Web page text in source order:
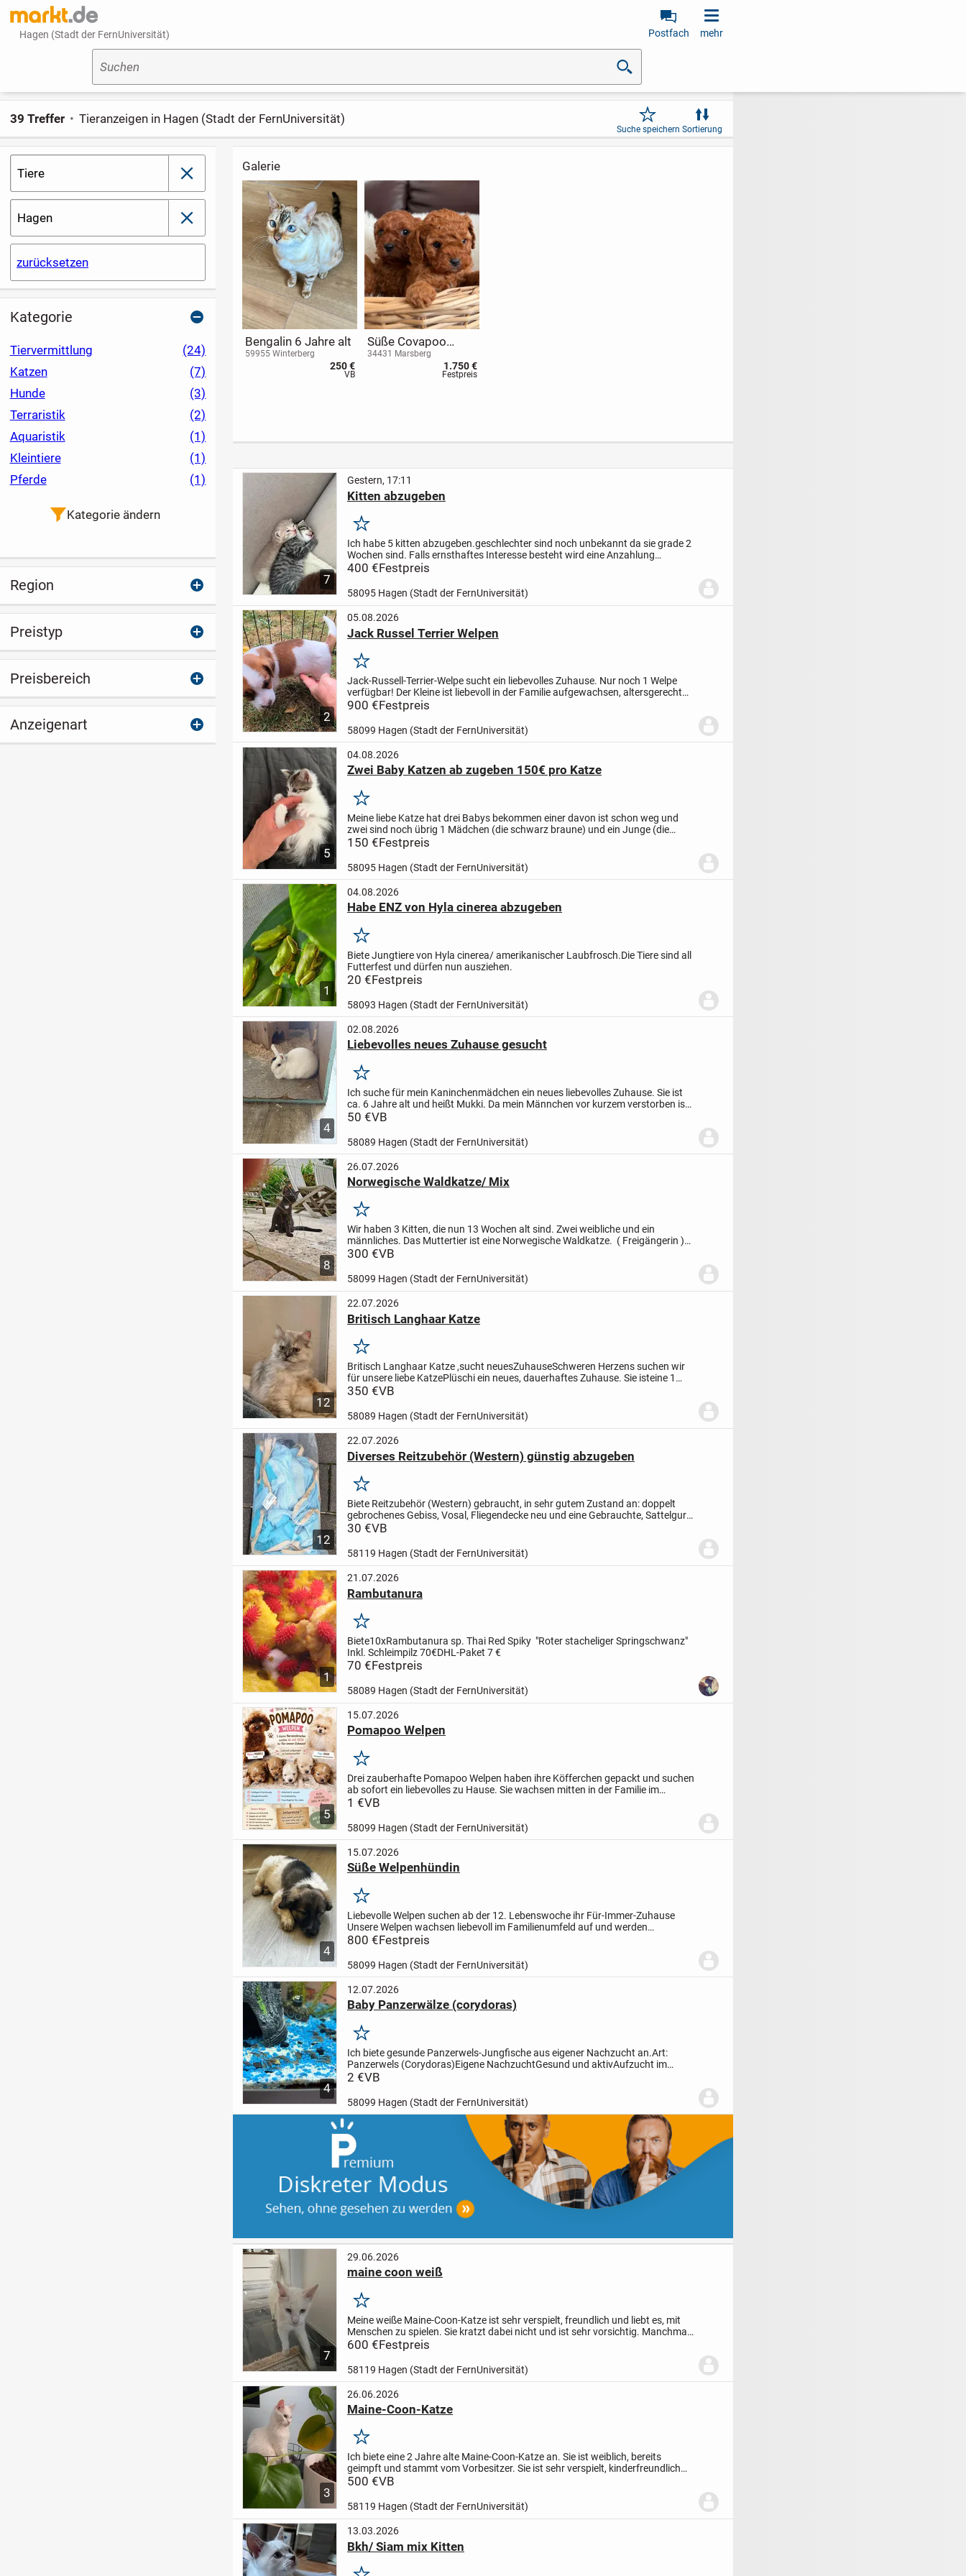
Hagen (Stadt der FernUniversität) Postfach mehr
Suchen
Tiere schließen
Hagen schließen
zurücksetzen
39 Treffer Tieranzeigen in Hagen (Stadt der FernUniversität)
Suche speichern Sortierung
Galerie
Bengalin 6 Jahre alt
59955 Winterberg
250 €
VB
Süße Covapoo
Welpen
34431 Marsberg
1.750 €
Festpreis
7
Gestern, 17:11
Kitten abzugeben
Merken
Ich habe 5 kitten abzugeben.geschlechter sind noch unbekannt da sie grade 2
Wochen sind. Falls ernsthaftes Interesse besteht wird eine Anzahlung
entgegen genommen zum reservieren. Vorher können die...
400 €Festpreis
58095 Hagen (Stadt der FernUniversität)
2
05.08.2026
Jack Russel Terrier Welpen
Merken
Jack-Russell-Terrier-Welpe sucht ein liebevolles Zuhause. Nur noch 1 Welpe
verfügbar! Der Kleine ist liebevoll in der Familie aufgewachsen, altersgerecht
geimpft, mehrfach entwurmt und tierärztlich...
900 €Festpreis
58099 Hagen (Stadt der FernUniversität)
5
04.08.2026
Zwei Baby Katzen ab zugeben 150€ pro Katze
Merken
Meine liebe Katze hat drei Babys bekommen einer davon ist schon weg und
zwei sind noch übrig 1 Mädchen (die schwarz braune) und ein Junge (die
graue ) die sind beide sehr Liebe voll kuscheln gerne und...
150 €Festpreis
58095 Hagen (Stadt der FernUniversität)
1
04.08.2026
Habe ENZ von Hyla cinerea abzugeben
Merken
Biete Jungtiere von Hyla cinerea/ amerikanischer Laubfrosch.Die Tiere sind all
Futterfest und dürfen nun ausziehen.
20 €Festpreis
58093 Hagen (Stadt der FernUniversität)
4
02.08.2026
Liebevolles neues Zuhause gesucht
Merken
Ich suche für mein Kaninchenmädchen ein neues liebevolles Zuhause. Sie ist
ca. 6 Jahre alt und heißt Mukki. Da mein Männchen vor kurzem verstorben ist,
suche ich für sie nun ein neues Zuhause in dem...
50 €VB
58089 Hagen (Stadt der FernUniversität)
8
26.07.2026
Norwegische Waldkatze/ Mix
Merken
Wir haben 3 Kitten, die nun 13 Wochen alt sind. Zwei weibliche und ein
männliches. Das Muttertier ist eine Norwegische Waldkatze. ( Freigängerin )
Vater ( Kater ) unbekannt.
300 €VB
58099 Hagen (Stadt der FernUniversität)
12
22.07.2026
Britisch Langhaar Katze
Merken
Britisch Langhaar Katze ,sucht neuesZuhauseSchweren Herzens suchen wir
für unsere liebe KatzePlüschi ein neues, dauerhaftes Zuhause. Sie isteine 1
Jahr alte weibliche Britisch Langhaar Katze...
350 €VB
58089 Hagen (Stadt der FernUniversität)
12
22.07.2026
Diverses Reitzubehör (Western) günstig abzugeben
Merken
Biete Reitzubehör (Western) gebraucht, in sehr gutem Zustand an: doppelt
gebrochenes Gebiss, Vosal, Fliegendecke neu und eine Gebrauchte, Sattelgurt
Neopren,Sattelgurt mit Fell, Tellingtengebiß,...
30 €VB
58119 Hagen (Stadt der FernUniversität)
1
21.07.2026
Rambutanura
Merken
Biete10xRambutanura sp. Thai Red Spiky"Roter stacheliger Springschwanz"
Inkl. Schleimpilz 70€DHL-Paket 7 €
70 €Festpreis
58089 Hagen (Stadt der FernUniversität)
5
15.07.2026
Pomapoo Welpen
Merken
Drei zauberhafte Pomapoo Welpen haben ihre Köfferchen gepackt und suchen
ab sofort ein liebevolles zu Hause. Sie wachsen mitten in der Familie im
Wohnzimmer auf und werden bestens sozialisiert. Die...
1 €VB
58099 Hagen (Stadt der FernUniversität)
4
15.07.2026
Süße Welpenhündin
Merken
Liebevolle Welpen suchen ab der 12. Lebenswoche ihr Für-Immer-Zuhause
Unsere Welpen wachsen liebevoll im Familienumfeld auf und werden
altersgerecht sozialisiert. Sie lernen alltägliche Geräusche,...
800 €Festpreis
58099 Hagen (Stadt der FernUniversität)
4
12.07.2026
Baby Panzerwälze (corydoras)
Merken
Ich biete gesunde Panzerwels-Jungfische aus eigener Nachzucht an.Art:
Panzerwels (Corydoras)Eigene NachzuchtGesund und aktivAufzucht im
Gesellschaftsaquarium
2 €VB
58099 Hagen (Stadt der FernUniversität)
7
29.06.2026
maine coon weiß
Merken
Meine weiße Maine-Coon-Katze ist sehr verspielt, freundlich und liebt es, mit
Menschen zu spielen. Sie kratzt dabei nicht und ist sehr vorsichtig. Manchmal
erkundet sie auch draußen die Umgebung,...
600 €Festpreis
58119 Hagen (Stadt der FernUniversität)
3
26.06.2026
Maine-Coon-Katze
Merken
Ich biete eine 2 Jahre alte Maine-Coon-Katze an. Sie ist weiblich, bereits
geimpft und stammt vom Vorbesitzer. Sie ist sehr verspielt, kinderfreundlich
und liebt den Kontakt zu Menschen. Sie ist gut...
500 €VB
58119 Hagen (Stadt der FernUniversität)
13.03.2026
Bkh/ Siam mix Kitten
Kategorie
Tiervermittlung
(24)
Katzen
(7)
Hunde
(3)
Terraristik
(2)
Aquaristik
(1)
Kleintiere
(1)
Pferde
(1)
Kategorie ändern
Region
Preistyp
Preisbereich
Anzeigenart